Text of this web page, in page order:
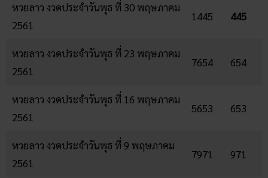
หวยลาว งวดประจำวันพุธ ที่ 30 พฤษภาคม
2561
1445 445
หวยลาว งวดประจำวันพุธ ที่ 23 พฤษภาคม
2561
7654 654
หวยลาว งวดประจำวันพุธ ที่ 16 พฤษภาคม
2561
5653 653
หวยลาว งวดประจำวันพุธ ที่ 9 พฤษภาคม
2561
7971 971